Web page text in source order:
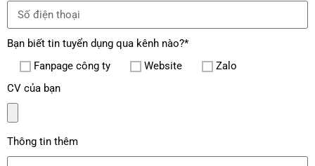
Bạn biết tin tuyển dụng qua kênh nào?*
Fanpage công ty
Website
Zalo
CV của bạn
Thông tin thêm